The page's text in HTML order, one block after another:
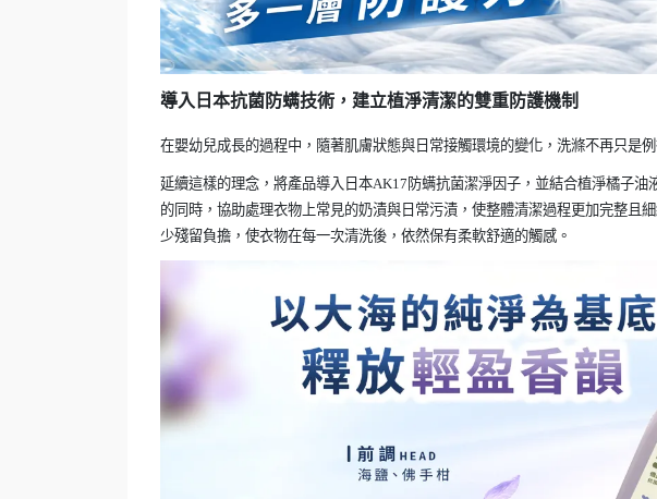
導入日本抗菌防螨技術，建立植淨清潔的雙重防護機制
在嬰幼兒成長的過程中，隨著肌膚狀態與日常接觸環境的變化，洗滌不再只是
延續這樣的理念，將產品導入日本AK17防螨抗菌潔淨因子，並結合植淨橘子油
的同時，協助處理衣物上常見的奶漬與日常污漬，使整體清潔過程更加完整且
少殘留負擔，使衣物在每一次清洗後，依然保有柔軟舒適的觸感。